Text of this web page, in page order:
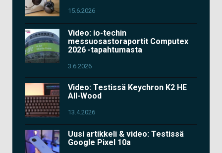
15.6.2026
Video: io-techin
messuosastoraportit Computex
2026 -tapahtumasta
3.6.2026
Video: Testissä Keychron K2 HE
All-Wood
13.4.2026
Uusi artikkeli & video: Testissä
Google Pixel 10a